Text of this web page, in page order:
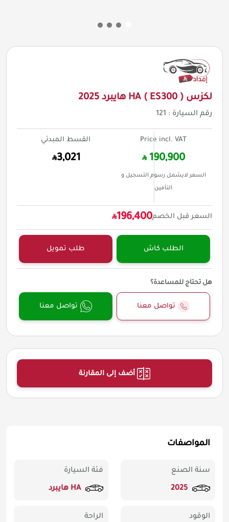
لكزس ( ES300 ) HA هايبرد 2025
رقم السيارة : 121
Price incl. VAT
190,900
السعر لايشمل رسوم التسجيل و
التأمين
القسط المبدئي
3,021
السعر قبل الخصم196,400
الطلب كاش طلب تمويل
هل تحتاج للمساعدة؟
تواصل معنا تواصل معنا
أضف إلى المقارنة
المواصفات
سنة الصنع
2025
فئة السيارة
HA هايبرد
الوقود الراحة